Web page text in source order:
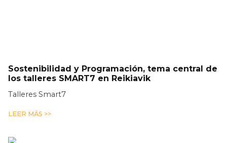
Sostenibilidad y Programación, tema central de
los talleres SMART7 en Reikiavik
Talleres Smart7
LEER MÁS >>